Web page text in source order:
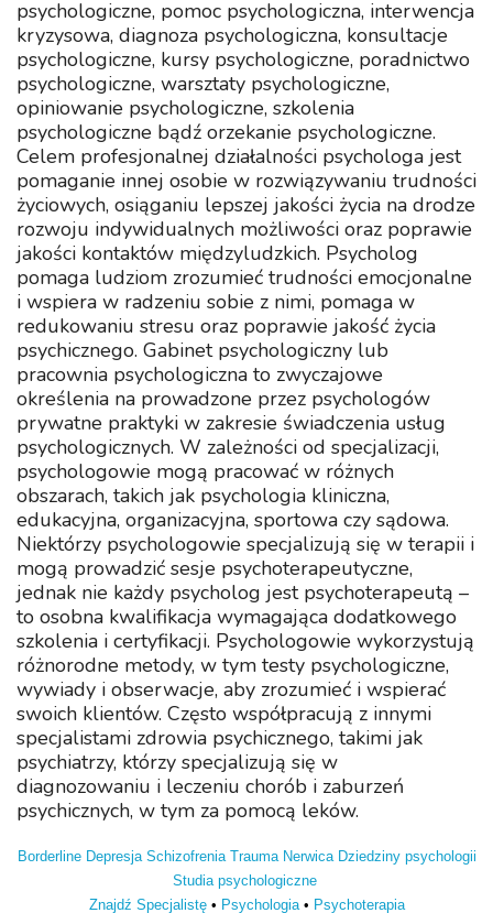
psychologiczne, pomoc psychologiczna, interwencja
kryzysowa, diagnoza psychologiczna, konsultacje
psychologiczne, kursy psychologiczne, poradnictwo
psychologiczne, warsztaty psychologiczne,
opiniowanie psychologiczne, szkolenia
psychologiczne bądź orzekanie psychologiczne.
Celem profesjonalnej działalności psychologa jest
pomaganie innej osobie w rozwiązywaniu trudności
życiowych, osiąganiu lepszej jakości życia na drodze
rozwoju indywidualnych możliwości oraz poprawie
jakości kontaktów międzyludzkich. Psycholog
pomaga ludziom zrozumieć trudności emocjonalne
i wspiera w radzeniu sobie z nimi, pomaga w
redukowaniu stresu oraz poprawie jakość życia
psychicznego. Gabinet psychologiczny lub
pracownia psychologiczna to zwyczajowe
określenia na prowadzone przez psychologów
prywatne praktyki w zakresie świadczenia usług
psychologicznych. W zależności od specjalizacji,
psychologowie mogą pracować w różnych
obszarach, takich jak psychologia kliniczna,
edukacyjna, organizacyjna, sportowa czy sądowa.
Niektórzy psychologowie specjalizują się w terapii i
mogą prowadzić sesje psychoterapeutyczne,
jednak nie każdy psycholog jest psychoterapeutą –
to osobna kwalifikacja wymagająca dodatkowego
szkolenia i certyfikacji. Psychologowie wykorzystują
różnorodne metody, w tym testy psychologiczne,
wywiady i obserwacje, aby zrozumieć i wspierać
swoich klientów. Często współpracują z innymi
specjalistami zdrowia psychicznego, takimi jak
psychiatrzy, którzy specjalizują się w
diagnozowaniu i leczeniu chorób i zaburzeń
psychicznych, w tym za pomocą leków.
Borderline Depresja Schizofrenia Trauma Nerwica Dziedziny psychologii
Studia psychologiczne
Znajdź Specjalistę• Psychologia• Psychoterapia